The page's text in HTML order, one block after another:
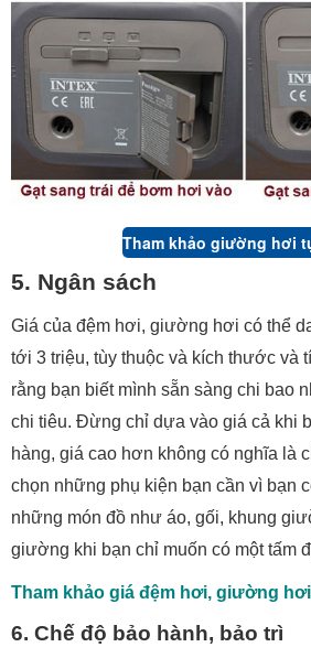
Tham khảo giường hơi
5. Ngân sách
Giá của đệm hơi, giường hơi có thể
tới 3 triệu, tùy thuộc và kích thước và
rằng bạn biết mình sẵn sàng chi bao
chi tiêu. Đừng chỉ dựa vào giá cả khi
hàng, giá cao hơn không có nghĩa là
chọn những phụ kiện bạn cần vì bạn
những món đồ như áo, gối, khung
giường khi bạn chỉ muốn có một tấm
Tham khảo giá đệm hơi, giường
6. Chế độ bảo hành, bảo trì